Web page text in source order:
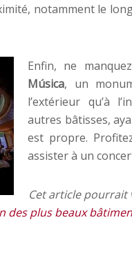
notamment le
Enfin, ne
Música, un
l’extérieur qu’à
autres bâtisses,
est propre.
assister à un
Cet article pourrait
des plus beaux